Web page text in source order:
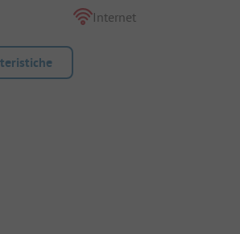
Internet